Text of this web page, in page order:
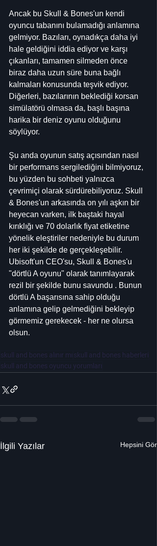
Ancak bu Skull & Bones'un kendi
oyuncu tabanını bulamadığı anlamına
gelmiyor. Bazıları, oynadıkça daha iyi
hale geldiğini iddia ediyor ve karşı
çıkanları, tamamen silmeden önce
biraz daha uzun süre buna bağlı
kalmaları konusunda teşvik ediyor.
Diğerleri, bazılarının beklediği korsan
simülatörü olmasa da, başlı başına
harika bir deniz oyunu olduğunu
söylüyor.
Şu anda oyunun satış açısından nasıl
bir performans sergilediğini bilmiyoruz,
bu yüzden bu sohbeti yalnızca
çevrimiçi olarak sürdürebiliyoruz. Skull
& Bones'un arkasında on yılı aşkın bir
heyecan varken, ilk baştaki hayal
kırıklığı ve 70 dolarlık fiyat etiketine
yönelik eleştiriler nedeniyle bu durum
her iki şekilde de gerçekleşebilir.
Ubisoft'un CEO'su, Skull & Bones'u
"dörtlü A oyunu" olarak tanımlayarak
rezil bir şekilde bunu savundu . Bunun
dörtlü A başarısına sahip olduğu
anlamına gelip gelmediğini bekleyip
görmemiz gerekecek - her ne olursa
olsun.
skull and bones alınır mı skull and bones haberleri
skull and bones oyuncu yorumları
İlgili Yazılar Hepsini Gör